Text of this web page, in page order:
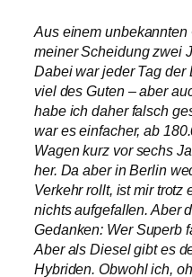
Aus einem
meiner Scheidung zwei
Dabei war jeder Tag der
viel des Guten – aber
habe ich daher falsch
war es einfacher, ab
Wagen kurz vor sechs
her. Da aber in Berlin
Verkehr rollt, ist mir trotz
nichts aufgefallen. Aber
Gedanken: Wer Superb
Aber als Diesel gibt es
Hybriden. Obwohl ich,